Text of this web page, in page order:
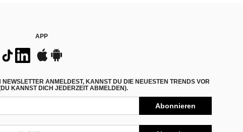
APP
ANMELDEST, KANNST DU DIE NEUESTEN TRENDS VOR
KANNST DICH JEDERZEIT ABMELDEN).
Abonnieren